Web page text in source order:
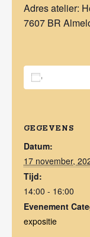
Adres atelier:
7607 BR
GEGEVENS
Datum:
17 november,
Tijd:
14:00 - 16:00
Evenement
expositie